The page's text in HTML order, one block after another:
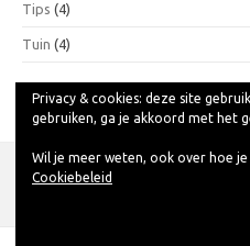
Tips (4)
Tuin (4)
Privacy Policy
Copyright 2017 |
Privacy & cookies: deze site
gebruiken, ga je akkoord met het
Wil je meer weten, ook over hoe
Cookiebeleid